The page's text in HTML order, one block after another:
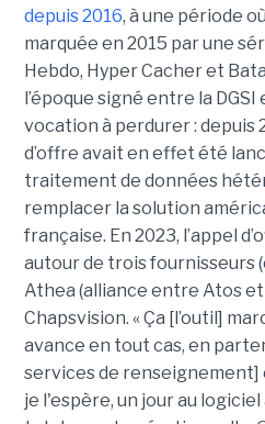
depuis 2016, à une période
marquée en 2015 par une
Hebdo, Hyper Cacher et
l’époque signé entre la
vocation à perdurer : depuis
d’offre avait en effet été
traitement de données
remplacer la solution
française. En 2023, l’appel
autour de trois fournisseurs
Athea (alliance entre Atos et
Chapsvision. « Ça [l’outil]
avance en tout cas, en
services de renseignement]
je l'espère, un jour au